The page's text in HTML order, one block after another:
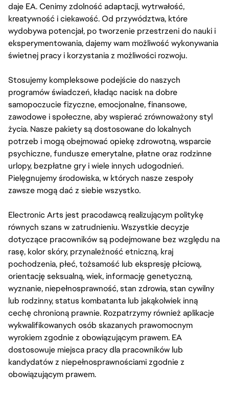
daje EA. Cenimy zdolność adaptacji, wytrwałość,
kreatywność i ciekawość. Od przywództwa, które
wydobywa potencjał, po tworzenie przestrzeni do nauki i
eksperymentowania, dajemy wam możliwość wykonywania
świetnej pracy i korzystania z możliwości rozwoju.
Stosujemy kompleksowe podejście do naszych
programów świadczeń, kładąc nacisk na dobre
samopoczucie fizyczne, emocjonalne, finansowe,
zawodowe i społeczne, aby wspierać zrównoważony styl
życia. Nasze pakiety są dostosowane do lokalnych
potrzeb i mogą obejmować opiekę zdrowotną, wsparcie
psychiczne, fundusze emerytalne, płatne oraz rodzinne
urlopy, bezpłatne gry i wiele innych udogodnień.
Pielęgnujemy środowiska, w których nasze zespoły
zawsze mogą dać z siebie wszystko.
Electronic Arts jest pracodawcą realizującym politykę
równych szans w zatrudnieniu. Wszystkie decyzje
dotyczące pracowników są podejmowane bez względu na
rasę, kolor skóry, przynależność etniczną, kraj
pochodzenia, płeć, tożsamość lub ekspresję płciową,
orientację seksualną, wiek, informację genetyczną,
wyznanie, niepełnosprawność, stan zdrowia, stan cywilny
lub rodzinny, status kombatanta lub jakąkolwiek inną
cechę chronioną prawnie. Rozpatrzymy również aplikacje
wykwalifikowanych osób skazanych prawomocnym
wyrokiem zgodnie z obowiązującym prawem. EA
dostosowuje miejsca pracy dla pracowników lub
kandydatów z niepełnosprawnościami zgodnie z
obowiązującym prawem.